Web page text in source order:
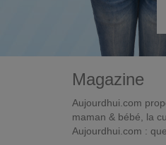
Magazine
Aujourdhui.com
maman & bébé, la
Aujourdhui.com :